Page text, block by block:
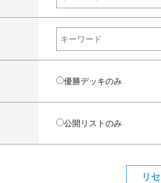
優勝デッキのみ
公開リストのみ